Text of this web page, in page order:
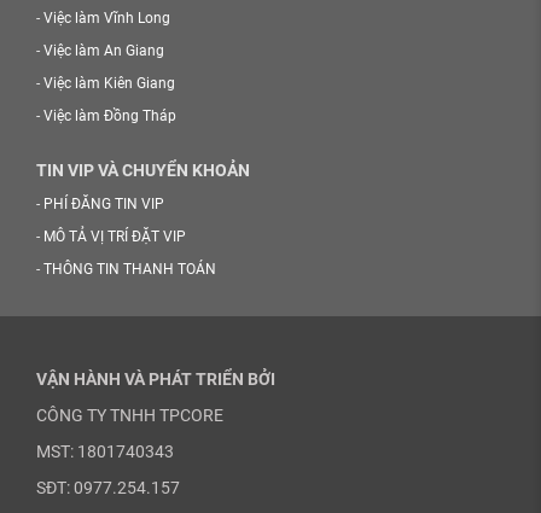
- Việc làm Vĩnh Long
- Việc làm An Giang
- Việc làm Kiên Giang
- Việc làm Đồng Tháp
TIN VIP VÀ CHUYỂN KHOẢN
- PHÍ ĐĂNG TIN VIP
- MÔ TẢ VỊ TRÍ ĐẶT VIP
- THÔNG TIN THANH TOÁN
VẬN HÀNH VÀ PHÁT TRIỂN BỞI
CÔNG TY TNHH TPCORE
MST: 1801740343
SĐT: 0977.254.157